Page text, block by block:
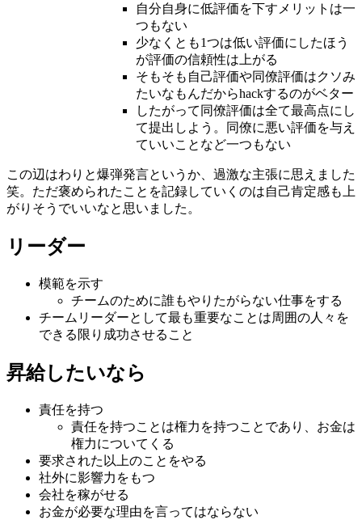
自分自身に低評価を下すメリットは一
つもない
少なくとも1つは低い評価にしたほう
が評価の信頼性は上がる
そもそも自己評価や同僚評価はクソみ
たいなもんだからhackするのがベター
したがって同僚評価は全て最高点にし
て提出しよう。同僚に悪い評価を与え
ていいことなど一つもない
この辺はわりと爆弾発言というか、過激な主張に思えました
笑。ただ褒められたことを記録していくのは自己肯定感も上
がりそうでいいなと思いました。
リーダー
模範を示す
チームのために誰もやりたがらない仕事をする
チームリーダーとして最も重要なことは周囲の人々を
できる限り成功させること
昇給したいなら
責任を持つ
責任を持つことは権力を持つことであり、お金は
権力についてくる
要求された以上のことをやる
社外に影響力をもつ
会社を稼がせる
お金が必要な理由を言ってはならない